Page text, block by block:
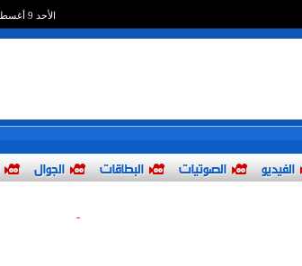
الأحد 9 أغسطس 2026
الفيديو الصوتيات البطاقات الجوال
-